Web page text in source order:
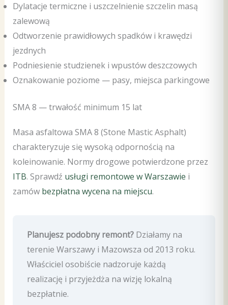
Dylatacje termiczne i uszczelnienie szczelin masą
zalewową
Odtworzenie prawidłowych spadków i krawędzi
jezdnych
Podniesienie studzienek i wpustów deszczowych
Oznakowanie poziome — pasy, miejsca parkingowe
SMA 8 — trwałość minimum 15 lat
Masa asfaltowa SMA 8 (Stone Mastic Asphalt)
charakteryzuje się wysoką odpornością na
koleinowanie. Normy drogowe potwierdzone przez
ITB. Sprawdź usługi remontowe w Warszawie i
zamów bezpłatna wycena na miejscu.
Planujesz podobny remont?Działamy na
terenie Warszawy i Mazowsza od 2013 roku.
Właściciel osobiście nadzoruje każdą
realizację i przyjeżdża na wizję lokalną
bezpłatnie.